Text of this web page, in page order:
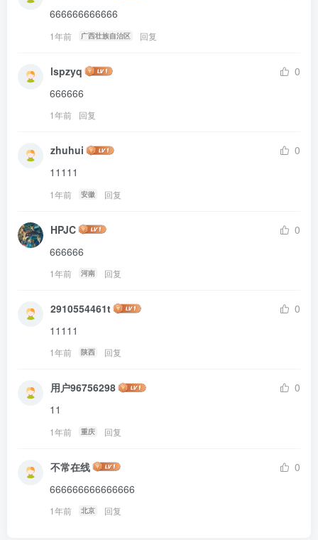
666666666666
1年前 广西壮族自治区 回复
lspzyq
0
666666
1年前 回复
zhuhui
0
11111
1年前 安徽 回复
HPJC
0
666666
1年前 河南 回复
2910554461t
0
11111
1年前 陕西 回复
用户96756298
0
11
1年前 重庆 回复
不常在线
0
666666666666666
1年前 北京 回复